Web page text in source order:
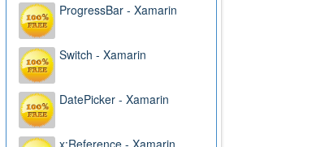
ProgressBar - Xamarin
Switch - Xamarin
DatePicker - Xamarin
x:Reference - Xamarin